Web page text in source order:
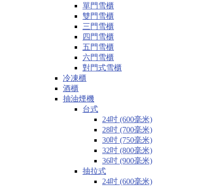
單門雪櫃
雙門雪櫃
三門雪櫃
四門雪櫃
五門雪櫃
六門雪櫃
對門式雪櫃
冷凍櫃
酒櫃
抽油煙機
台式
24吋 (600毫米)
28吋 (700毫米)
30吋 (750毫米)
32吋 (800毫米)
36吋 (900毫米)
抽拉式
24吋 (600毫米)